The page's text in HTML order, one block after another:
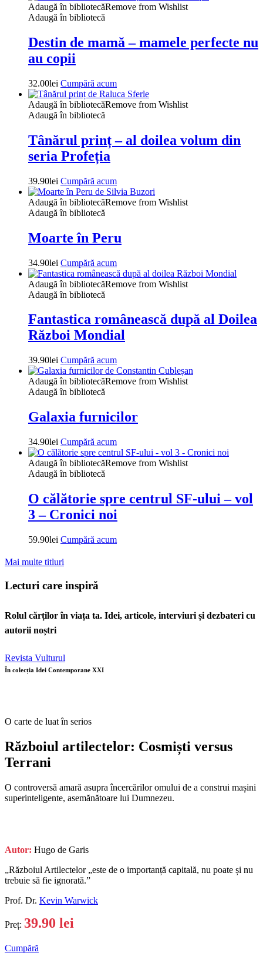
Adaugă în bibliotecăRemove from Wishlist
Adaugă în bibliotecă
Destin de mamă – mamele perfecte nu
au copii
32.00lei Cumpără acum
Adaugă în bibliotecăRemove from Wishlist
Adaugă în bibliotecă
Tânărul prinț – al doilea volum din
seria Profeția
39.90lei Cumpără acum
Adaugă în bibliotecăRemove from Wishlist
Adaugă în bibliotecă
Moarte în Peru
34.90lei Cumpără acum
Adaugă în bibliotecăRemove from Wishlist
Adaugă în bibliotecă
Fantastica românească după al Doilea
Război Mondial
39.90lei Cumpără acum
Adaugă în bibliotecăRemove from Wishlist
Adaugă în bibliotecă
Galaxia furnicilor
34.90lei Cumpără acum
Adaugă în bibliotecăRemove from Wishlist
Adaugă în bibliotecă
O călătorie spre centrul SF-ului – vol
3 – Cronici noi
59.90lei Cumpără acum
Mai multe titluri
Lecturi care inspiră
Rolul cărților în viața ta. Idei, articole, interviuri și dezbateri cu
autorii noștri
Revista Vulturul
În colecția Idei Contemporane XXI
O carte de luat în serios
Războiul artilectelor: Cosmiști versus
Terrani
O controversă amară asupra încercărilor omului de a construi mașini
superinteligente, asemănătoare lui Dumnezeu.
Autor: Hugo de Garis
„Războiul Artilectelor „este de o importanță capitală, nu poate și nu
trebuie să fie ignorată.”
Prof. Dr. Kevin Warwick
Preț: 39.90 lei
Cumpără